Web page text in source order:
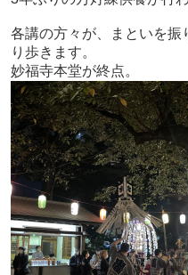
各講の方々が、まといを振
り歩きます。
妙福寺本堂が終点。